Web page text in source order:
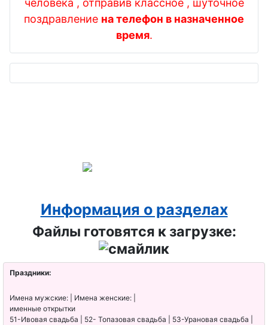
человека , отправив классное , шуточное
поздравление на телефон в назначенное
время.
Информация о разделах
Файлы готовятся к загрузке:
Праздники:
Имена мужские: | Имена женские: |
именные открытки
51-Ивовая свадьба | 52- Топазовая свадьба | 53-Урановая свадьба |